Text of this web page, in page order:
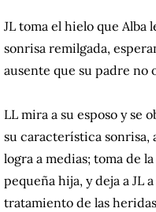
JL toma el hielo que Alba
sonrisa remilgada,
ausente que su padre no
LL mira a su esposo y se
su característica sonrisa,
logra a medias; toma de
pequeña hija, y deja a JL
tratamiento de las